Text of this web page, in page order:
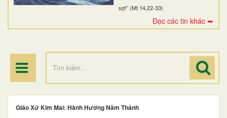
sợ!” (Mt 14,22-33)
Đọc các tin khác ➥
ĐIỂM HÀNH HƯƠNG
Giáo Xứ Kim Mai: Hành Hương Năm Thánh